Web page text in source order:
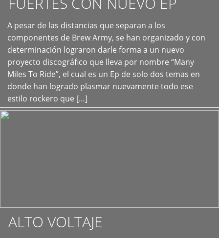
A pesar de las distancias que separan a los
componentes de Brew Army, se han organizado y con
determinación lograron darle forma a un nuevo
proyecto discográfico que lleva por nombre “Many
Miles To Ride”, el cual es un Ep de solo dos temas en
donde han logrado plasmar nuevamente todo ese
estilo rockero que […]
+
ALTO VOLTAJE